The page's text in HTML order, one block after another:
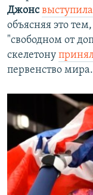
Джонс выступила
объясняя это
"свободном от
скелетону
первенство мира.